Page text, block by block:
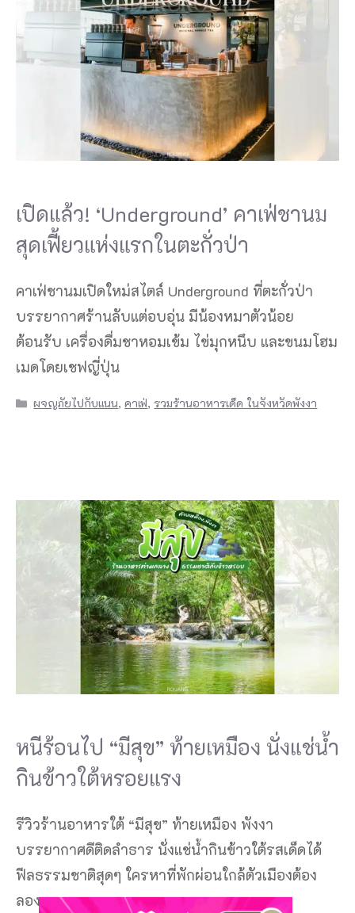
เปิดแล้ว! ‘Underground’ คาเฟ่ชานม
สุดเฟี้ยวแห่งแรกในตะกั่วป่า
คาเฟ่ชานมเปิดใหม่สไตล์ Underground ที่ตะกั่วป่า
บรรยากาศร้านลับแต่อบอุ่น มีน้องหมาตัวน้อย
ต้อนรับ เครื่องดื่มชาหอมเข้ม ไข่มุกหนึบ และขนมโฮม
เมดโดยเชฟญี่ปุ่น
Categories
ผจญภัยไปกับแนน,คาเฟ่, รวมร้านอาหารเด็ด ในจังหวัดพังงา
หนีร้อนไป “มีสุข” ท้ายเหมือง นั่งแช่น้ำ
กินข้าวใต้หรอยแรง
รีวิวร้านอาหารใต้ “มีสุข” ท้ายเหมือง พังงา
บรรยากาศดีติดลำธาร นั่งแช่น้ำกินข้าวใต้รสเด็ดได้
ฟีลธรรมชาติสุดๆ ใครหาที่พักผ่อนใกล้ตัวเมืองต้อง
ลอง